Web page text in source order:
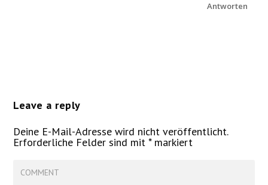
Antworten
Leave a reply
Deine E-Mail-Adresse wird nicht veröffentlicht.
Erforderliche Felder sind mit*markiert